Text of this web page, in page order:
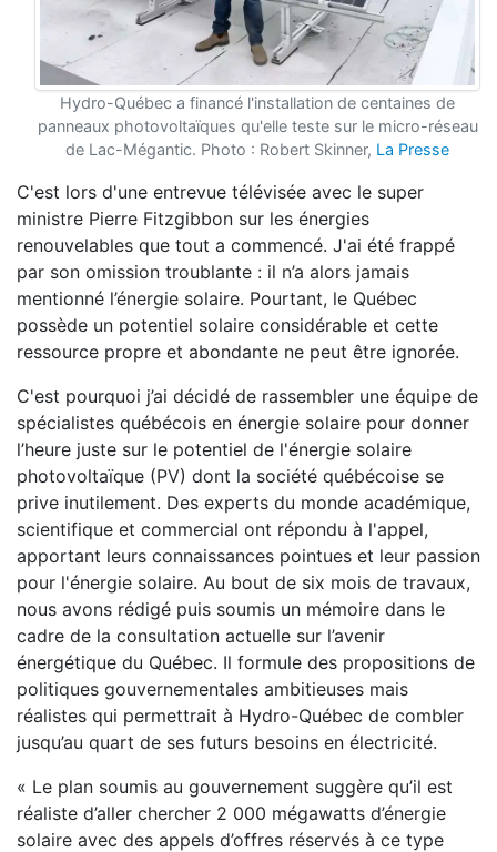
Hydro-Québec a financé l'installation de centaines de
panneaux photovoltaïques qu'elle teste sur le micro-réseau
de Lac-Mégantic. Photo : Robert Skinner, La Presse
C'est lors d'une entrevue télévisée avec le super
ministre Pierre Fitzgibbon sur les énergies
renouvelables que tout a commencé. J'ai été frappé
par son omission troublante : il n’a alors jamais
mentionné l’énergie solaire. Pourtant, le Québec
possède un potentiel solaire considérable et cette
ressource propre et abondante ne peut être ignorée.
C'est pourquoi j’ai décidé de rassembler une équipe de
spécialistes québécois en énergie solaire pour donner
l’heure juste sur le potentiel de l'énergie solaire
photovoltaïque (PV) dont la société québécoise se
prive inutilement. Des experts du monde académique,
scientifique et commercial ont répondu à l'appel,
apportant leurs connaissances pointues et leur passion
pour l'énergie solaire. Au bout de six mois de travaux,
nous avons rédigé puis soumis un mémoire dans le
cadre de la consultation actuelle sur l’avenir
énergétique du Québec. Il formule des propositions de
politiques gouvernementales ambitieuses mais
réalistes qui permettrait à Hydro-Québec de combler
jusqu’au quart de ses futurs besoins en électricité.
« Le plan soumis au gouvernement suggère qu’il est
réaliste d’aller chercher 2 000 mégawatts d’énergie
solaire avec des appels d’offres réservés à ce type